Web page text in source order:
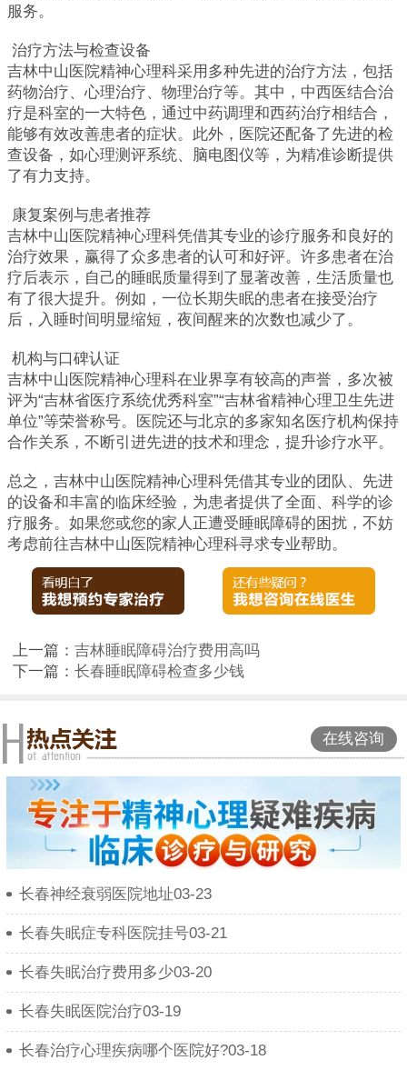
服务。
治疗方法与检查设备
吉林中山医院精神心理科采用多种先进的治疗方法，包括
药物治疗、心理治疗、物理治疗等。其中，中西医结合治
疗是科室的一大特色，通过中药调理和西药治疗相结合，
能够有效改善患者的症状。此外，医院还配备了先进的检
查设备，如心理测评系统、脑电图仪等，为精准诊断提供
了有力支持。
康复案例与患者推荐
吉林中山医院精神心理科凭借其专业的诊疗服务和良好的
治疗效果，赢得了众多患者的认可和好评。许多患者在治
疗后表示，自己的睡眠质量得到了显著改善，生活质量也
有了很大提升。例如，一位长期失眠的患者在接受治疗
后，入睡时间明显缩短，夜间醒来的次数也减少了。
机构与口碑认证
吉林中山医院精神心理科在业界享有较高的声誉，多次被
评为“吉林省医疗系统优秀科室”“吉林省精神心理卫生先进
单位”等荣誉称号。医院还与北京的多家知名医疗机构保持
合作关系，不断引进先进的技术和理念，提升诊疗水平。
总之，吉林中山医院精神心理科凭借其专业的团队、先进
的设备和丰富的临床经验，为患者提供了全面、科学的诊
疗服务。如果您或您的家人正遭受睡眠障碍的困扰，不妨
考虑前往吉林中山医院精神心理科寻求专业帮助。
上一篇： 吉林睡眠障碍治疗费用高吗
下一篇： 长春睡眠障碍检查多少钱
在线咨询
长春神经衰弱医院地址03-23
长春失眠症专科医院挂号03-21
长春失眠治疗费用多少03-20
长春失眠医院治疗03-19
长春治疗心理疾病哪个医院好?03-18